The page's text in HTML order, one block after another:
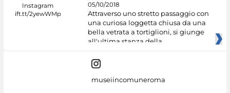
05/10/2018
Attraverso uno stretto passaggio con
una curiosa loggetta chiusa da una
bella vetrata a tortiglioni, si giunge
all'ultima stanza della
museiincomuneroma